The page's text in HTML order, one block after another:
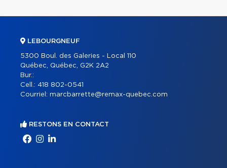
LEBOURGNEUF
5300 Boul. des Galeries - Local 110
Québec, Québec, G2K 2A2
Bur.:
Cell.: 418 802-0541
Courriel: marcbarrette@remax-quebec.com
RESTONS EN CONTACT